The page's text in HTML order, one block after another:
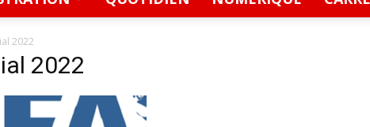
2022
2022